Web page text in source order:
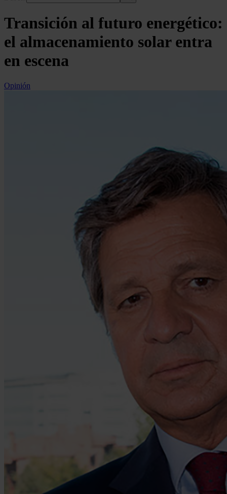
Transición al futuro energético:
el almacenamiento solar entra
en escena
Opinión